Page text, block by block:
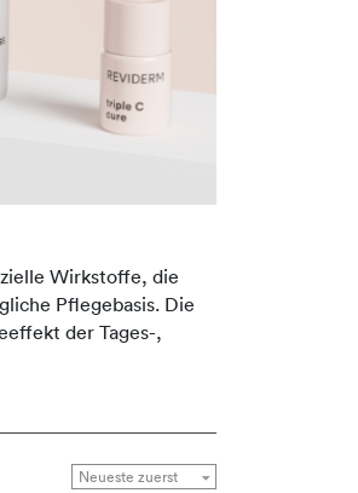
Wirkstoffe, die
Pflegebasis. Die
der Tages-,